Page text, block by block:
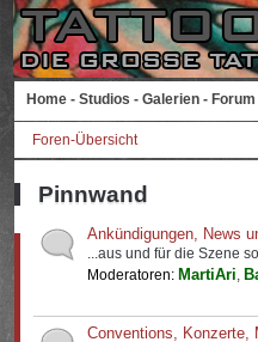
Home - Studios - Galerien - Forum
Foren-Übersicht
Pinnwand
Ankündigungen, News
...aus und für die Szene
Moderatoren: MartiAri,
Conventions, Konzerte,